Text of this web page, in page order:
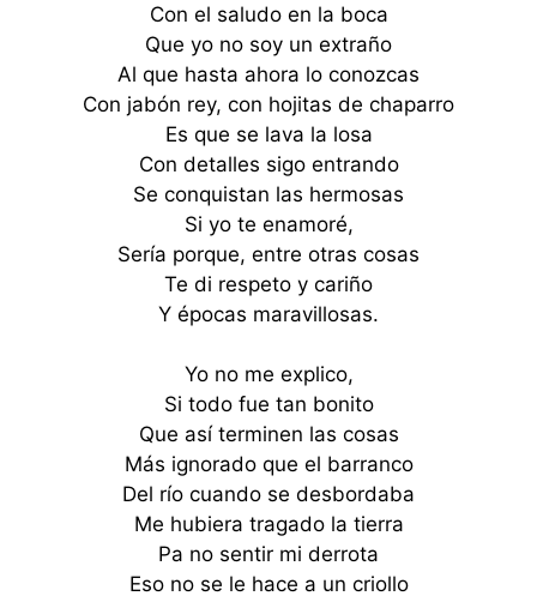
Con el saludo en la boca
Que yo no soy un extraño
Al que hasta ahora lo conozcas
Con jabón rey, con hojitas de chaparro
Es que se lava la losa
Con detalles sigo entrando
Se conquistan las hermosas
Si yo te enamoré,
Sería porque, entre otras cosas
Te di respeto y cariño
Y épocas maravillosas.
Yo no me explico,
Si todo fue tan bonito
Que así terminen las cosas
Más ignorado que el barranco
Del río cuando se desbordaba
Me hubiera tragado la tierra
Pa no sentir mi derrota
Eso no se le hace a un criollo